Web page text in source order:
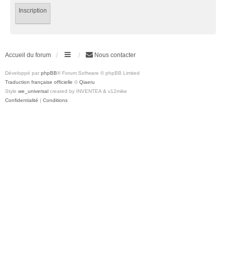
Inscription
Accueil du forum Nous contacter
Développé par phpBB® Forum Software © phpBB Limited
Traduction française officielle © Qiaeru
Style we_universal created by INVENTEA & v12mike
Confidentialité | Conditions